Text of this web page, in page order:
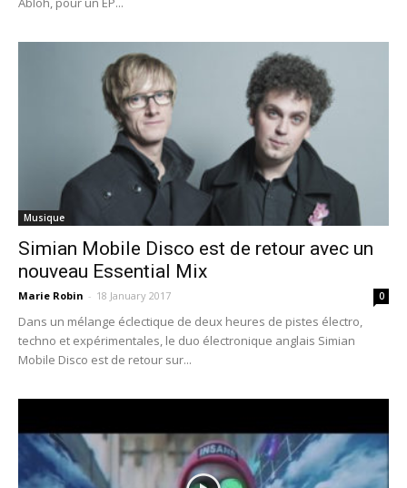
Musique
Simian Mobile Disco est de retour avec un
nouveau Essential Mix
Marie Robin - 18 January 2017 0
Dans un mélange éclectique de deux heures de pistes électro,
techno et expérimentales, le duo électronique anglais Simian
Mobile Disco est de retour sur...